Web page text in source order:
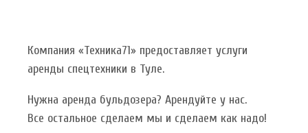
Компания «Техника71» предоставляет услуги
аренды спецтехники в Туле.
Нужна аренда бульдозера? Арендуйте у нас.
Все остальное сделаем мы и сделаем как надо!